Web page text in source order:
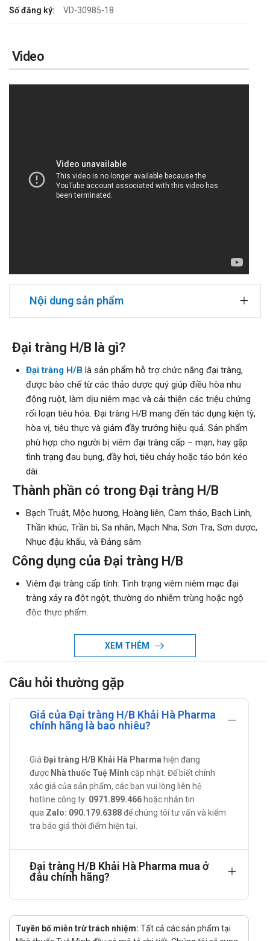
Số đăng ký: VD-30985-18
Video
Nội dung sản phẩm
Đại tràng H/B là gì?
Đại tràng H/B là sản phẩm hỗ trợ chức năng đại tràng,
được bào chế từ các thảo dược quý giúp điều hòa nhu
động ruột, làm dịu niêm mạc và cải thiện các triệu chứng
rối loạn tiêu hóa. Đại tràng H/B mang đến tác dụng kiện tỳ,
hòa vị, tiêu thực và giảm đầy trướng hiệu quả. Sản phẩm
phù hợp cho người bị viêm đại tràng cấp – mạn, hay gặp
tình trạng đau bụng, đầy hơi, tiêu chảy hoặc táo bón kéo
dài.
Thành phần có trong Đại tràng H/B
Bạch Truật, Mộc hương, Hoàng liên, Cam thảo, Bạch Linh,
Thần khúc, Trần bì, Sa nhân, Mạch Nha, Sơn Tra, Sơn dược,
Nhục đậu khấu, và Đảng sâm
Công dụng của Đại tràng H/B
Viêm đại tràng cấp tính: Tình trạng viêm niêm mạc đại
tràng xảy ra đột ngột, thường do nhiễm trùng hoặc ngộ
độc thực phẩm.
mạc đại tràng, có thể do nhiều nguyên nhân khác nhau.
Rối loạn tiêu hóa: Biểu hiện bằng các triệu chứng như đau
bón.
Đau bụng đầy hơi: Cảm giác khó chịu do tích tụ khí trong
ruột, gây chướng bụng và đau.
Chậm tiêu hóa: Quá trình tiêu hóa diễn ra chậm, dẫn đến
Hướng dẫn sử dụng Đại tràng H/B
Cách sử dụng:
Uống thuốc sau khi ăn khoảng 1 – 2 giờ.
Hòa tan thuốc trong nước ấm trước khi uống để đạt
hiệu quả tốt nhất.
Liều dùng: Dùng theo chỉ định của bác sĩ hoặc tham khảo
liều khuyến cáo sau:
Người lớn: Mỗi lần uống 2 gói (mỗi gói 4g), ngày uống 3
lần.
XEM THÊM
Câu hỏi thường gặp
Giá của Đại tràng H/B Khải Hà Pharma
chính hãng là bao nhiêu?
Giá Đại tràng H/B Khải Hà Pharma hiện đang
được Nhà thuốc Tuệ Minh cập nhật. Để biết chính
xác giá của sản phẩm, các bạn vui lòng liên hệ
hotline công ty: 0971.899.466 hoặc nhắn tin
qua Zalo: 090.179.6388để chúng tôi tư vấn và kiểm
tra báo giá thời điểm hiện tại.
Đại tràng H/B Khải Hà Pharma mua ở
đâu chính hãng?
Tuyên bố miễn trừ trách nhiệm: Tất cả các sản phẩm tại